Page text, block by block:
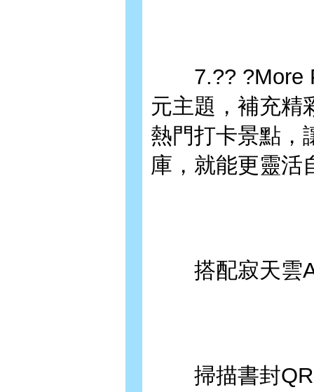
7.?? ?More
元主題，補充精
熱門打卡景點，
庫，就能更靈活
搭配寂天雲
掃描書封QR